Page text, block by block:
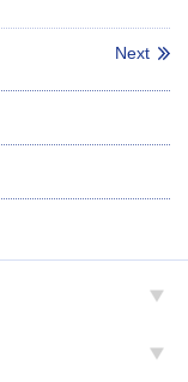
Next